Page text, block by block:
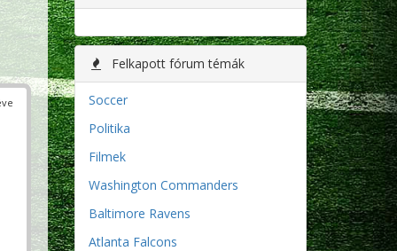
Felkapott fórum témák
Soccer
Politika
Filmek
Washington Commanders
Baltimore Ravens
Atlanta Falcons